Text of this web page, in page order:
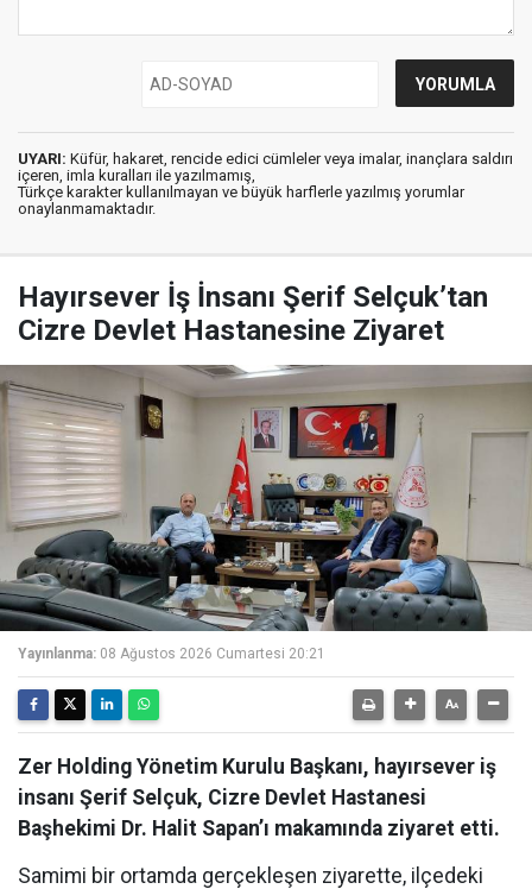
UYARI: Küfür, hakaret, rencide edici cümleler veya imalar, inançlara saldırı
içeren, imla kuralları ile yazılmamış,
Türkçe karakter kullanılmayan ve büyük harflerle yazılmış yorumlar
onaylanmamaktadır.
Hayırsever İş İnsanı Şerif Selçuk’tan
Cizre Devlet Hastanesine Ziyaret
Yayınlanma: 08 Ağustos 2026 Cumartesi 20:21
Zer Holding Yönetim Kurulu Başkanı, hayırsever iş
insanı Şerif Selçuk, Cizre Devlet Hastanesi
Başhekimi Dr. Halit Sapan’ı makamında ziyaret etti.
Samimi bir ortamda gerçekleşen ziyarette, ilçedeki